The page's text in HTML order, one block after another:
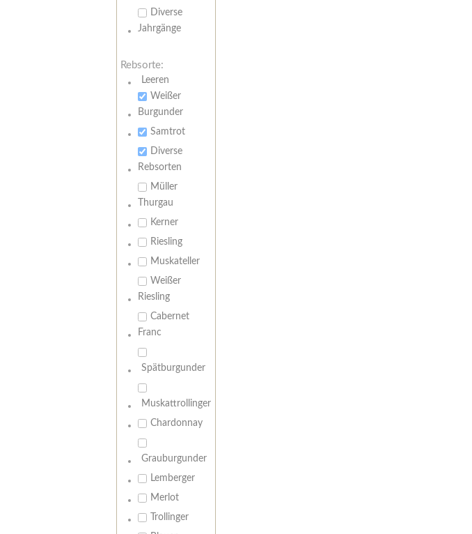
Diverse
Jahrgänge
Rebsorte:
Leeren
Weißer
Burgunder
Samtrot
Diverse
Rebsorten
Müller
Thurgau
Kerner
Riesling
Muskateller
Weißer
Riesling
Cabernet
Franc
Spätburgunder
Muskattrollinger
Chardonnay
Grauburgunder
Lemberger
Merlot
Trollinger